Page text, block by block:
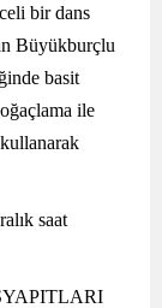
bir dans
Büyükburçlu
basit
ile
saat